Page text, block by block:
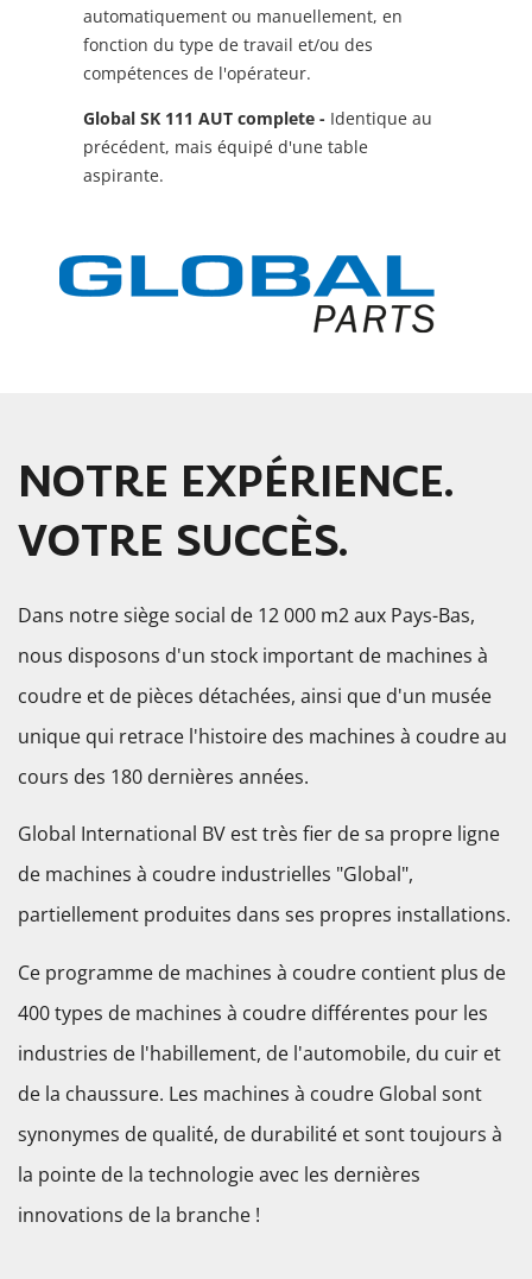
automatiquement ou manuellement, en
fonction du type de travail et/ou des
compétences de l'opérateur.
Global SK 111 AUT complete - Identique au
précédent, mais équipé d'une table
aspirante.
NOTRE EXPÉRIENCE.
VOTRE SUCCÈS.
Dans notre siège social de 12 000 m2 aux Pays-Bas,
nous disposons d'un stock important de machines à
coudre et de pièces détachées, ainsi que d'un musée
unique qui retrace l'histoire des machines à coudre au
cours des 180 dernières années.
Global International BV est très fier de sa propre ligne
de machines à coudre industrielles "Global",
partiellement produites dans ses propres installations.
Ce programme de machines à coudre contient plus de
400 types de machines à coudre différentes pour les
industries de l'habillement, de l'automobile, du cuir et
de la chaussure. Les machines à coudre Global sont
synonymes de qualité, de durabilité et sont toujours à
la pointe de la technologie avec les dernières
innovations de la branche !